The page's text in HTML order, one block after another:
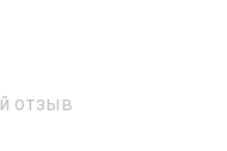
отзыв